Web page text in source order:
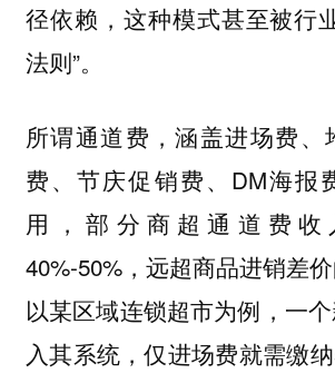
径依赖，这种模式甚至被行
法则”。
所谓通道费，涵盖进场费、
费、节庆促销费、DM海报
用，部分商超通道费收
40%-50%，远超商品进销差价
以某区域连锁超市为例，一
入其系统，仅进场费就需缴